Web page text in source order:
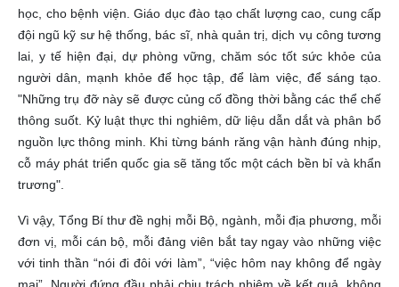
học, cho bệnh viện. Giáo dục đào tạo chất lượng cao, cung cấp
đội ngũ kỹ sư hệ thống, bác sĩ, nhà quản trị, dịch vụ công tương
lai, y tế hiện đại, dự phòng vững, chăm sóc tốt sức khỏe của
người dân, mạnh khỏe để học tập, để làm việc, để sáng tạo.
"Những trụ đỡ này sẽ được củng cố đồng thời bằng các thể chế
thông suốt. Kỷ luật thực thi nghiêm, dữ liệu dẫn dắt và phân bổ
nguồn lực thông minh. Khi từng bánh răng vận hành đúng nhịp,
cỗ máy phát triển quốc gia sẽ tăng tốc một cách bền bỉ và khẩn
trương".
Vì vậy, Tổng Bí thư đề nghị mỗi Bộ, ngành, mỗi địa phương, mỗi
đơn vị, mỗi cán bộ, mỗi đảng viên bắt tay ngay vào những việc
với tinh thần “nói đi đôi với làm”, “việc hôm nay không để ngày
mai”. Người đứng đầu phải chịu trách nhiệm về kết quả, không